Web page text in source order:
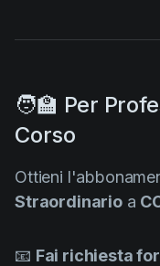
Templates
Vertical Drama
🧑‍🏫 Per
Corso
Ottieni
Straordinarioa
📧 Fai richiesta